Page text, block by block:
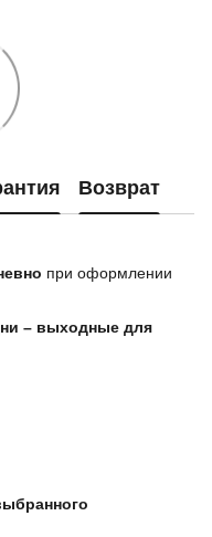
Возврат
при оформлении
– выходные для